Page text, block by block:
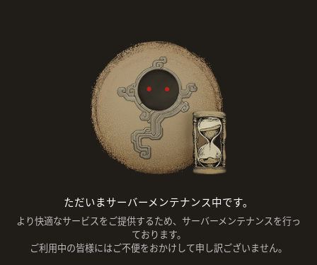
ただいまサーバーメンテナンス中です。
より快適なサービスをご提供するため、サーバーメンテナンスを行っ
ております。
ご利用中の皆様にはご不便をおかけして申し訳ございません。